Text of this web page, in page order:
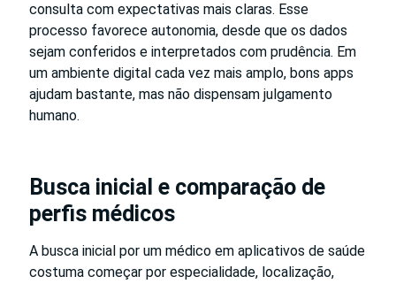
consulta com expectativas mais claras. Esse
processo favorece autonomia, desde que os dados
sejam conferidos e interpretados com prudência. Em
um ambiente digital cada vez mais amplo, bons apps
ajudam bastante, mas não dispensam julgamento
humano.
Busca inicial e comparação de
perfis médicos
A busca inicial por um médico em aplicativos de saúde
costuma começar por especialidade, localização,